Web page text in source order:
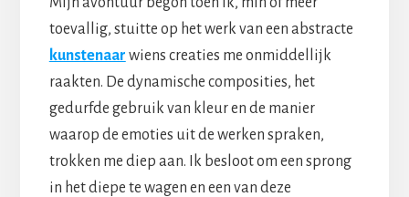
toevallig, stuitte op het werk van een abstracte
kunstenaar wiens creaties me onmiddellijk
raakten. De dynamische composities, het
gedurfde gebruik van kleur en de manier
waarop de emoties uit de werken spraken,
trokken me diep aan. Ik besloot om een sprong
in het diepe te wagen en een van deze